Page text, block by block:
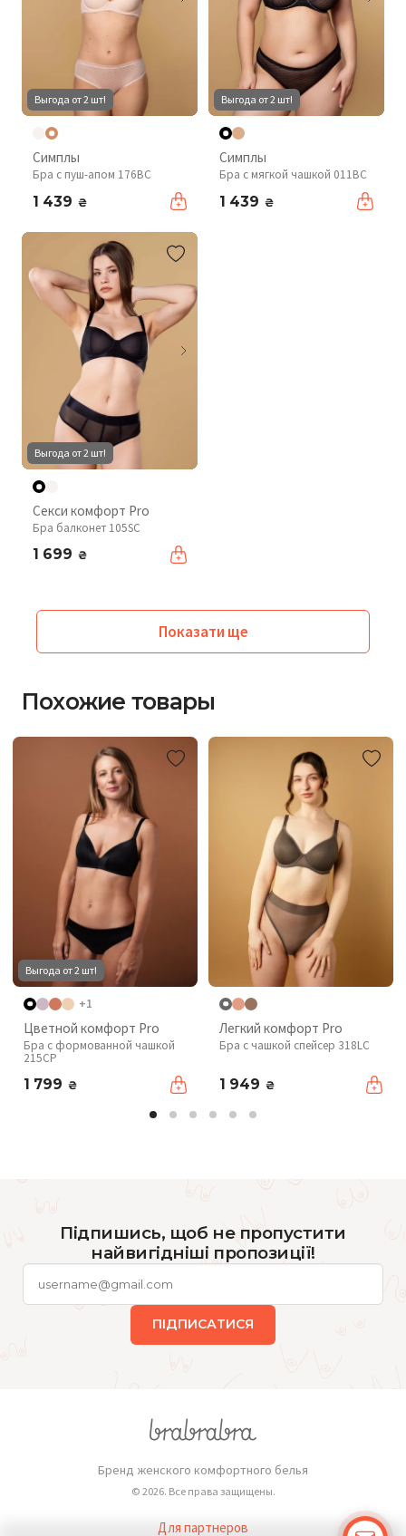
Выгода от 2 шт!
Симплы
Бра с пуш-апом 176BC
1 439 ₴
Выгода от 2 шт!
Симплы
Бра с мягкой чашкой 011BC
1 439 ₴
Выгода от 2 шт!
Секси комфорт Pro
Бра балконет 105SC
1 699 ₴
Показати ще
Похожие товары
Выгода от 2 шт!
+1
Цветной комфорт Pro
Бра с формованной чашкой
215CP
1 799 ₴
Легкий комфорт Pro
Бра с чашкой спейсер 318LC
1 949 ₴
Підпишись, щоб не пропустити
найвигідніші пропозиції!
ПІДПИСАТИСЯ
Бренд женского комфортного белья
© 2026. Все права защищены.
Для партнеров